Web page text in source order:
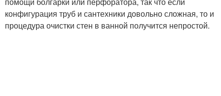
конфигурация труб и сантехники довольно сложная, то и
процедура очистки стен в ванной получится непростой.